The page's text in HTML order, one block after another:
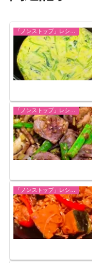
「ノンストップ」レシピ一覧